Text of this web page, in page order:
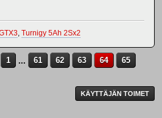
, Turnigy 5Ah 2Sx2
1 ... 61 62 63 64
65
KÄYTTÄJÄN TOIMET